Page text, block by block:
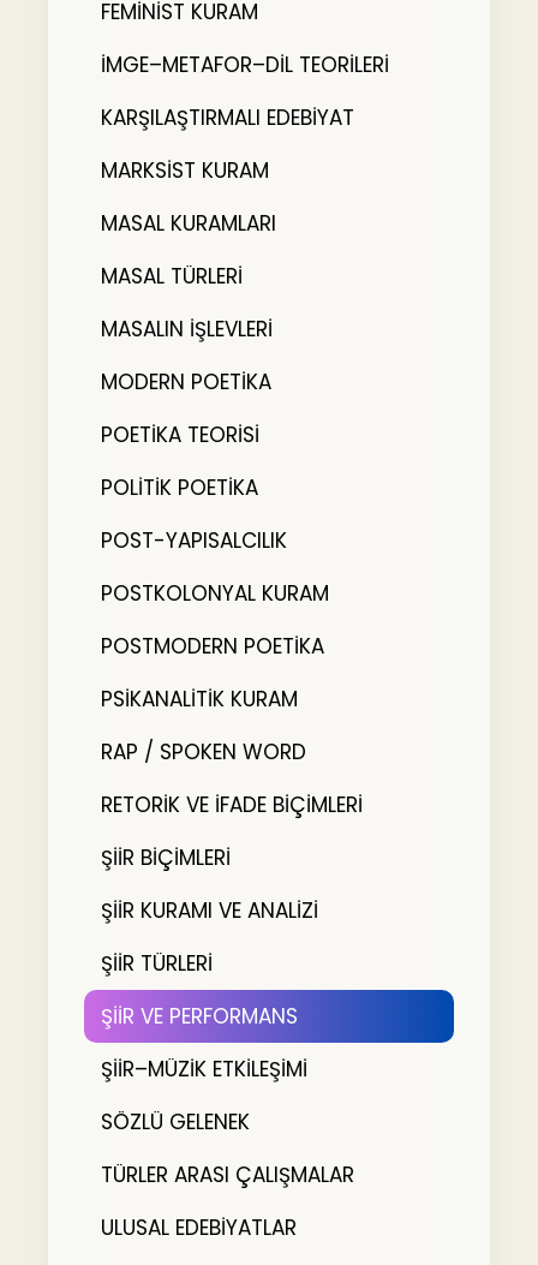
FEMİNİST KURAM
İMGE–METAFOR–DİL TEORİLERİ
KARŞILAŞTIRMALI EDEBİYAT
MARKSİST KURAM
MASAL KURAMLARI
MASAL TÜRLERİ
MASALIN İŞLEVLERİ
MODERN POETİKA
POETİKA TEORİSİ
POLİTİK POETİKA
POST-YAPISALCILIK
POSTKOLONYAL KURAM
POSTMODERN POETİKA
PSİKANALİTİK KURAM
RAP / SPOKEN WORD
RETORİK VE İFADE BİÇİMLERİ
ŞİİR BİÇİMLERİ
ŞİİR KURAMI VE ANALİZİ
ŞİİR TÜRLERİ
ŞİİR VE PERFORMANS
ŞİİR–MÜZİK ETKİLEŞİMİ
SÖZLÜ GELENEK
TÜRLER ARASI ÇALIŞMALAR
ULUSAL EDEBİYATLAR